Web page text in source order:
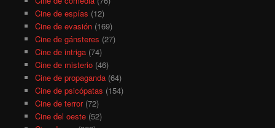
Cine de espías (12)
Cine de evasión(169)
Cine de gánsteres (27)
Cine de intriga(74)
Cine de misterio(46)
Cine de propaganda(64)
Cine de psicópatas (154)
Cine de terror(72)
Cine del oeste(52)